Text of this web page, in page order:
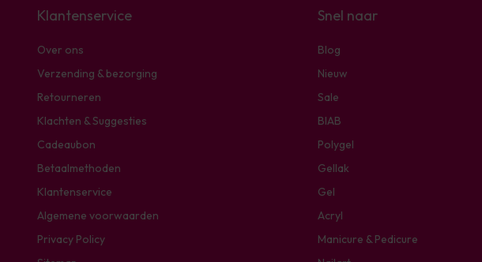
Klantenservice
Over ons
Verzending & bezorging
Retourneren
Klachten & Suggesties
Cadeaubon
Betaalmethoden
Klantenservice
Algemene voorwaarden
Privacy Policy
Snel naar
Blog
Nieuw
Sale
BIAB
Polygel
Gellak
Gel
Acryl
Manicure & Pedicure